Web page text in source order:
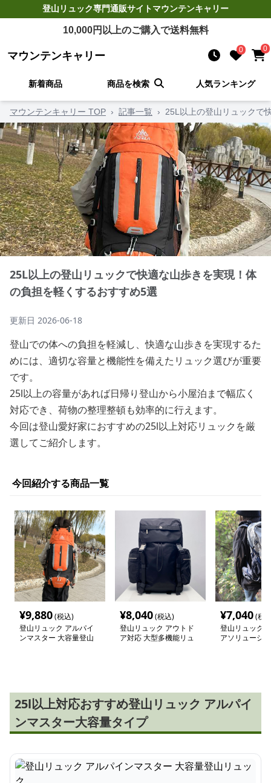
登山リュック専門通販サイトマウンテンキャリー
10,000円以上のご購入で送料無料
マウンテンキャリー 0 0
新着商品 商品を検索 人気ランキング
マウンテンキャリー TOP › 記事一覧 › 25L以上の登山リュックで
25L以上の登山リュックで快適な山歩きを実現！体
の負担を軽くするおすすめ5選
更新日 2026-06-18
登山での体への負担を軽減し、快適な山歩きを実現するた
めには、適切な容量と機能性を備えたリュック選びが重要
です。
25l以上の容量があれば日帰り登山から小屋泊まで幅広く
対応でき、荷物の整理整頓も効率的に行えます。
今回は登山愛好家におすすめの25l以上対応リュックを厳
選してご紹介します。
今回紹介する商品一覧
¥9,880(税込)
登山リュック アルパイ
ンマスター 大容量登山
¥8,040(税込)
登山リュック アウトド
ア対応 大型多機能リュ
¥7,040(税
登山リュック
アソリューシ
25l以上対応おすすめ登山リュック アルパイ
ンマスター大容量タイプ